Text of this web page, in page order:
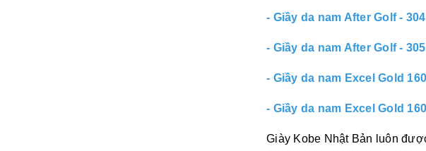
- Giầy da nam After Golf - 304
- Giầy da nam After Golf - 305
- Giầy da nam Excel Gold
- Giầy da nam Excel Gold
Giày Kobe Nhật Bản luôn